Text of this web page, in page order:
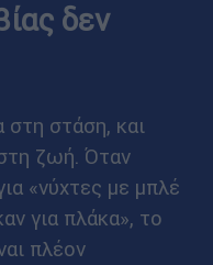
δεν
στη στάση, και
ζωή. Όταν
«νύχτες με μπλέ
για πλάκα», το
πλέον